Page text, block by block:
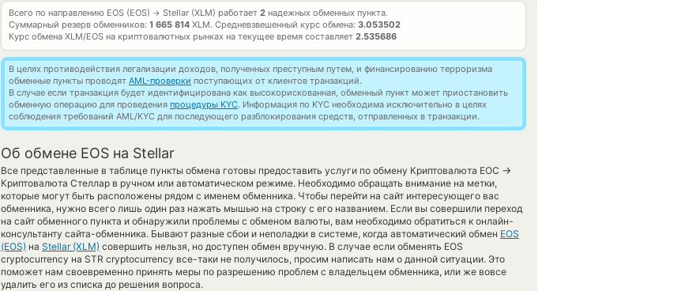
Всего по направлению EOS (EOS) → Stellar (XLM) работает 2 надежных обменных пункта.
Суммарный резерв обменников: 1 665 814 XLM. Средневзвешенный курс обмена: 3.053502
Курс обмена XLM/EOS на криптовалютных рынках на текущее время составляет 2.535686
В целях противодействия легализации доходов, полученных преступным путем, и финансированию терроризма
обменные пункты проводят AML-проверки поступающих от клиентов транзакций.
В случае если транзакция будет идентифицирована как высокорискованная, обменный пункт может приостановить
обменную операцию для проведения процедуры KYC. Информация по KYC необходима исключительно в целях
соблюдения требований AML/KYC для последующего разблокирования средств, отправленных в транзакции.
Об обмене EOS на Stellar
Все представленные в таблице пункты обмена готовы предоставить услуги по обмену Криптовалюта ЕОС →
Криптовалюта Стеллар в ручном или автоматическом режиме. Необходимо обращать внимание на метки,
которые могут быть расположены рядом с именем обменника. Чтобы перейти на сайт интересующего вас
обменника, нужно всего лишь один раз нажать мышью на строку с его названием. Если вы совершили переход
на сайт обменного пункта и обнаружили проблемы с обменом валюты, вам необходимо обратиться к онлайн-
консультанту сайта-обменника. Бывают разные сбои и неполадки в системе, когда автоматический обмен EOS
(EOS) на Stellar (XLM) совершить нельзя, но доступен обмен вручную. В случае если обменять EOS
cryptocurrency на STR cryptocurrency все-таки не получилось, просим написать нам о данной ситуации. Это
поможет нам своевременно принять меры по разрешению проблем с владельцем обменника, или же вовсе
удалить его из списка до решения вопроса.